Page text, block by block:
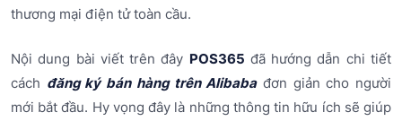
thương mại điện tử toàn cầu.
Nội dung bài viết trên đây POS365 đã hướng dẫn chi tiết
cách đăng ký bán hàng trên Alibabađơn giản cho người
mới bắt đầu. Hy vọng đây là những thông tin hữu ích sẽ giúp